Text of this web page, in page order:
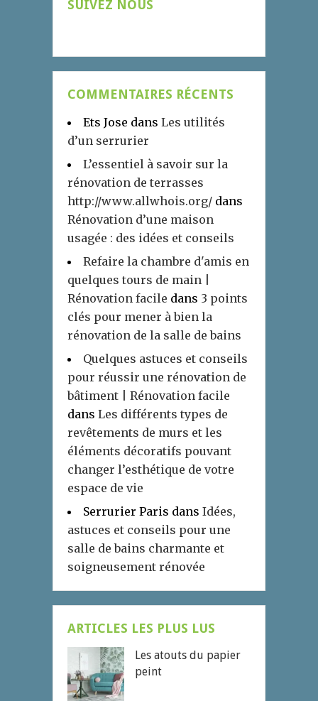
SUIVEZ NOUS
COMMENTAIRES RÉCENTS
Ets Jose dans Les utilités
d’un serrurier
L’essentiel à savoir sur la
rénovation de terrasses
http://www.allwhois.org/ dans
Rénovation d’une maison
usagée : des idées et conseils
Refaire la chambre d'amis en
quelques tours de main |
Rénovation facile dans 3 points
clés pour mener à bien la
rénovation de la salle de bains
Quelques astuces et conseils
pour réussir une rénovation de
bâtiment | Rénovation facile
dans Les différents types de
revêtements de murs et les
éléments décoratifs pouvant
changer l’esthétique de votre
espace de vie
Serrurier Paris dans Idées,
astuces et conseils pour une
salle de bains charmante et
soigneusement rénovée
ARTICLES LES PLUS LUS
Les atouts du papier
peint